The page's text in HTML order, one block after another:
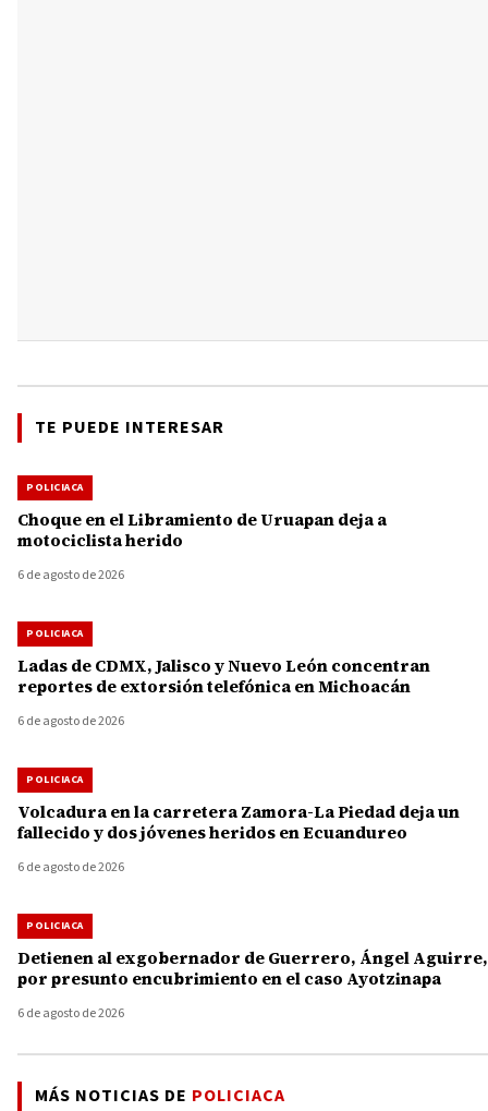
TE PUEDE INTERESAR
POLICIACA
Choque en el Libramiento de Uruapan deja a
motociclista herido
6 de agosto de 2026
POLICIACA
Ladas de CDMX, Jalisco y Nuevo León concentran
reportes de extorsión telefónica en Michoacán
6 de agosto de 2026
POLICIACA
Volcadura en la carretera Zamora-La Piedad deja un
fallecido y dos jóvenes heridos en Ecuandureo
6 de agosto de 2026
POLICIACA
Detienen al exgobernador de Guerrero, Ángel Aguirre,
por presunto encubrimiento en el caso Ayotzinapa
6 de agosto de 2026
MÁS NOTICIAS DE POLICIACA